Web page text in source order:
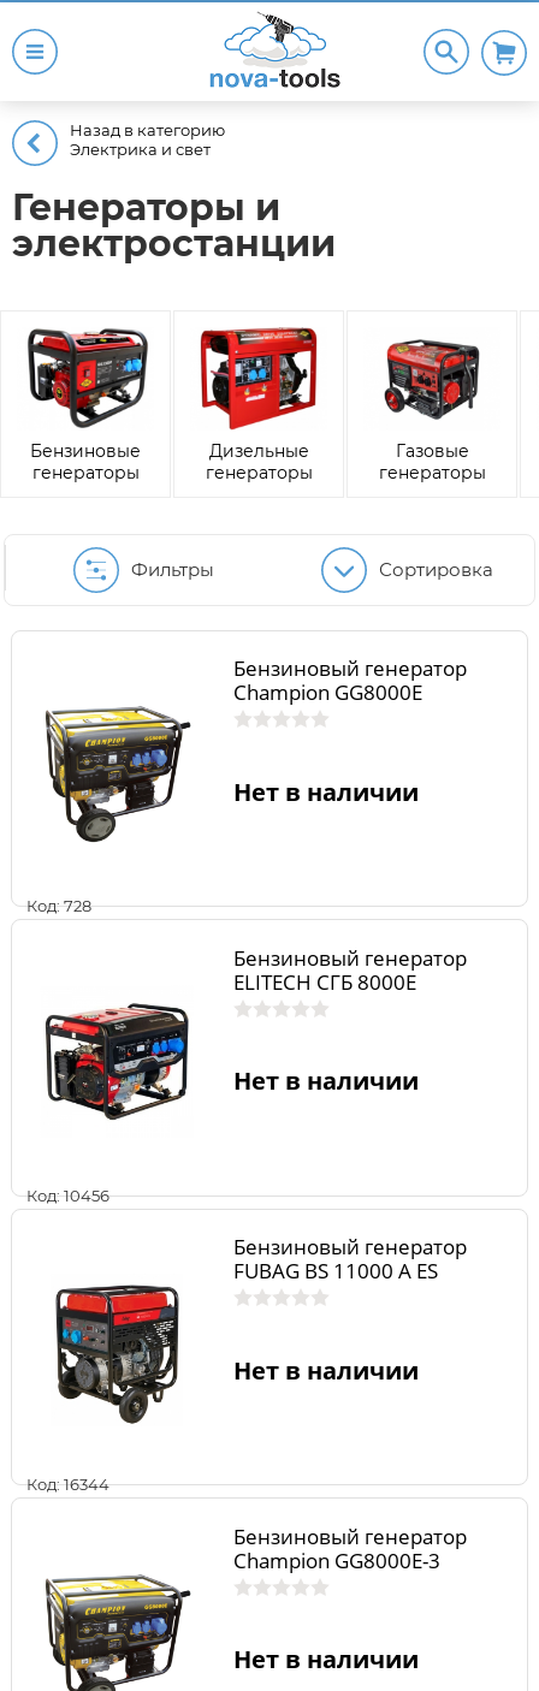
Назад в категорию
Электрика и свет
Генераторы и
электростанции
Бензиновые
генераторы
Дизельные
генераторы
Газовые
генераторы
Фильтры Сортировка
Код: 728
Бензиновый генератор
Champion GG8000E
Нет в наличии
Код: 10456
Бензиновый генератор
ELITECH СГБ 8000Е
Нет в наличии
Код: 16344
Бензиновый генератор
FUBAG BS 11000 A ES
Нет в наличии
Бензиновый генератор
Champion GG8000E-3
Нет в наличии